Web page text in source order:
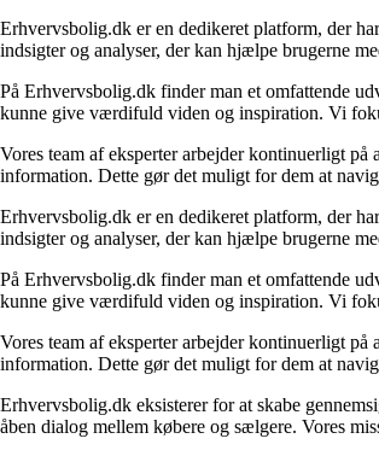
Erhvervsbolig.dk er en dedikeret platform, der
indsigter og analyser, der kan hjælpe brugerne
På Erhvervsbolig.dk finder man et omfattende
kunne give værdifuld viden og inspiration. Vi
Vores team af eksperter arbejder kontinuerligt
information. Dette gør det muligt for dem at
Erhvervsbolig.dk er en dedikeret platform, der
indsigter og analyser, der kan hjælpe brugerne
På Erhvervsbolig.dk finder man et omfattende
kunne give værdifuld viden og inspiration. Vi
Vores team af eksperter arbejder kontinuerligt
information. Dette gør det muligt for dem at
Erhvervsbolig.dk eksisterer for at skabe
åben dialog mellem købere og sælgere. Vores